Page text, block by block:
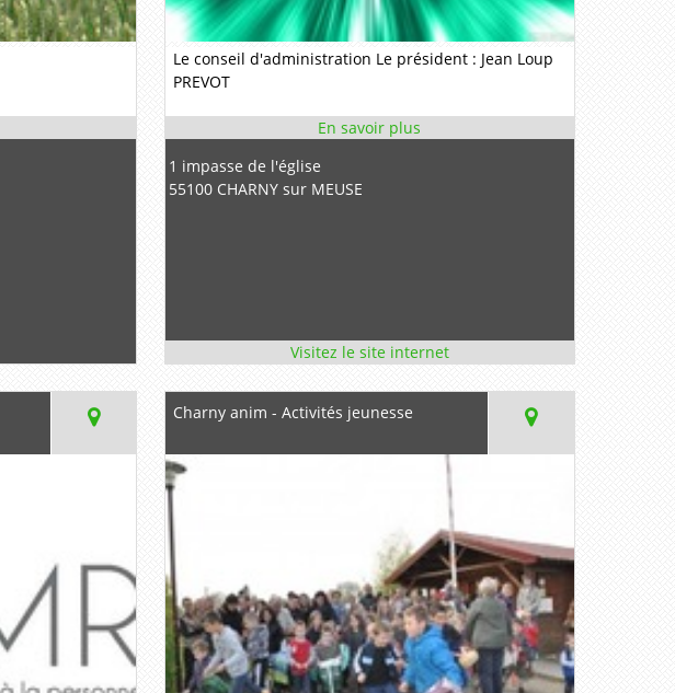
Le conseil d'administration Le président : Jean Loup
PREVOT
1 impasse de l'église
55100 CHARNY sur MEUSE
Charny anim - Activités jeunesse